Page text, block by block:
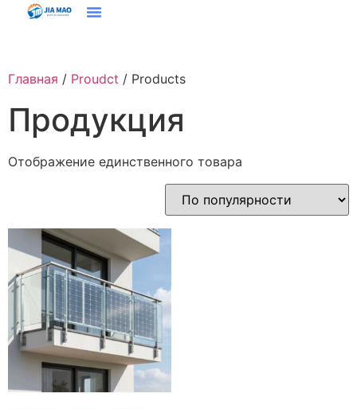
Главная / Proudct / Products
Продукция
Отображение единственного товара